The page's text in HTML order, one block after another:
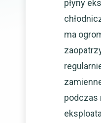
płyny
ma
podczas